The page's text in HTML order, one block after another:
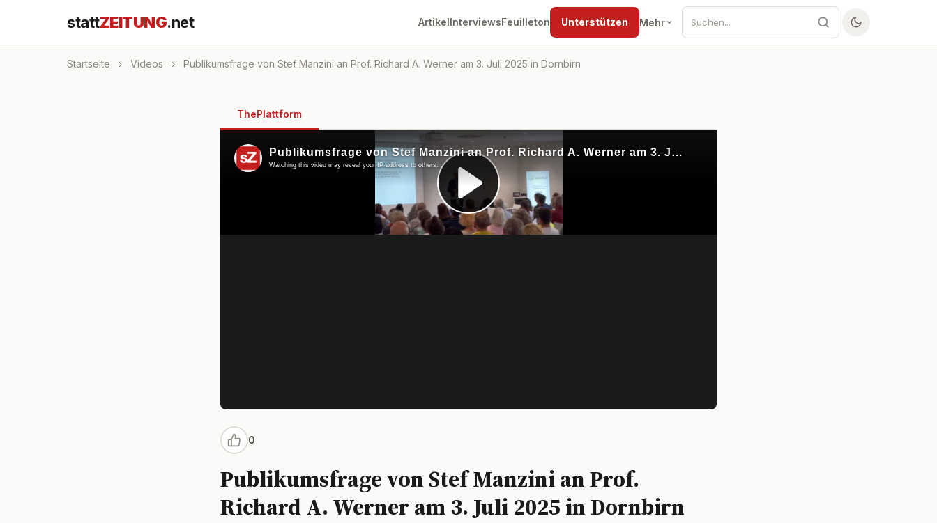
stattZEITUNG.net ArtikelInterviewsFeuilleton Unterstützen Mehr
Startseite › Videos › Publikumsfrage von Stef Manzini an Prof. Richard A. Werner am 3. Juli 2025 in Dornbirn
ThePlattform
0
Publikumsfrage von Stef Manzini an Prof.
Richard A. Werner am 3. Juli 2025 in Dornbirn